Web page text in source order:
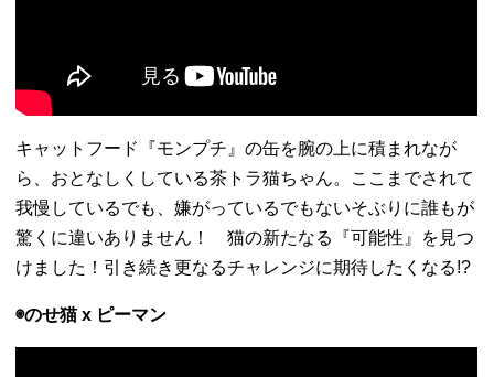
キャットフード『モンプチ』の缶を腕の上に積まれなが
ら、おとなしくしている茶トラ猫ちゃん。ここまでされて
我慢しているでも、嫌がっているでもないそぶりに誰もが
驚くに違いありません！ 猫の新たなる『可能性』を見つ
けました！引き続き更なるチャレンジに期待したくなる!?
◉のせ猫 x ピーマン